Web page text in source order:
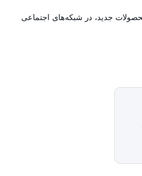
جدید، در شبکه‌های اجتماعی